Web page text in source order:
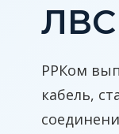
ЛВС
РРКом
кабель,